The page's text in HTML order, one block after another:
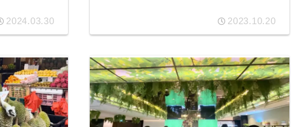
2024.03.30 2023.10.20